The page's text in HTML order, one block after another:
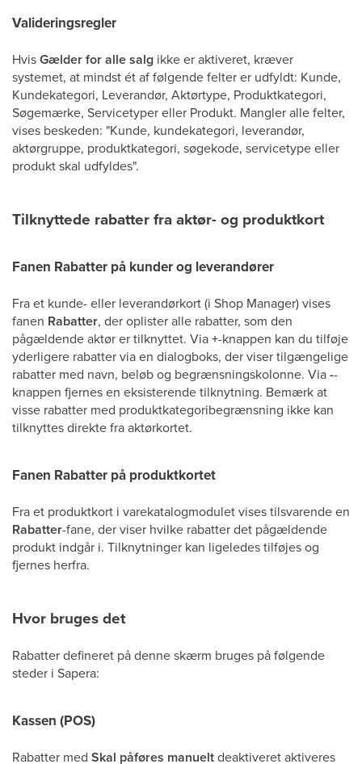
Valideringsregler
HvisGælder for alle salg ikke er aktiveret, kræver
systemet, at mindst ét af følgende felter er udfyldt: Kunde,
Kundekategori, Leverandør, Aktørtype, Produktkategori,
Søgemærke, Servicetyper eller Produkt. Mangler alle felter,
vises beskeden: "Kunde, kundekategori, leverandør,
aktørgruppe, produktkategori, søgekode, servicetype eller
produkt skal udfyldes".
Tilknyttede rabatter fra aktør- og produktkort
Fanen Rabatter på kunder og leverandører
Fra et kunde- eller leverandørkort (i Shop Manager) vises
fanen Rabatter, der oplister alle rabatter, som den
pågældende aktør er tilknyttet. Via+-knappen kan du tilføje
yderligere rabatter via en dialogboks, der viser tilgængelige
rabatter med navn, beløb og begrænsningskolonne. Via--
knappen fjernes en eksisterende tilknytning. Bemærk at
visse rabatter med produktkategoribegrænsning ikke kan
tilknyttes direkte fra aktørkortet.
Fanen Rabatter på produktkortet
Fra et produktkort i varekatalogmodulet vises tilsvarende en
Rabatter-fane, der viser hvilke rabatter det pågældende
produkt indgår i. Tilknytninger kan ligeledes tilføjes og
fjernes herfra.
Hvor bruges det
Rabatter defineret på denne skærm bruges på følgende
steder i Sapera:
Kassen (POS)
Rabatter med Skal påføres manueltdeaktiveret aktiveres